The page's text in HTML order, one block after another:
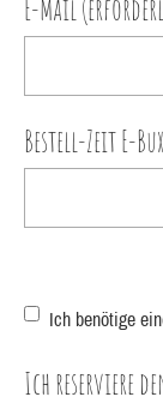
E-Mail
Bestell-Zeit E-
Ich benötige
Ich reserviere